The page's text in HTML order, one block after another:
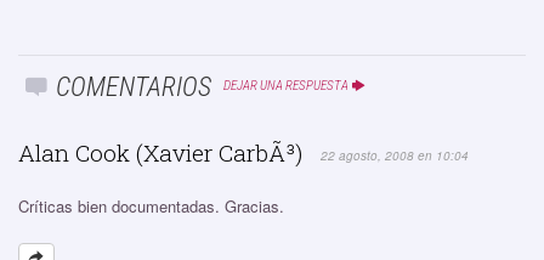
COMENTARIOS DEJAR UNA RESPUESTA
Alan Cook (Xavier CarbÃ³) 22 agosto, 2008 en 10:04
Críticas bien documentadas. Gracias.